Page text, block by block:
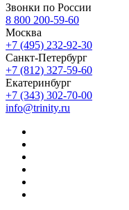
Звонки по России
8 800 200-59-60
Москва
+7 (495) 232-92-30
Санкт-Петербург
+7 (812) 327-59-60
Екатеринбург
+7 (343) 302-70-00
info@trinity.ru